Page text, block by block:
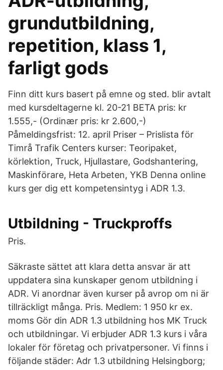
grundutbildning,
repetition, klass 1,
farligt gods
Finn ditt kurs basert på emne og sted. blir avtalt
med kursdeltagerne kl. 20-21 BETA pris: kr
1.555,- (Ordinær pris: kr 2.600,-)
Påmeldingsfrist: 12. april Priser – Prislista för
Timrå Trafik Centers kurser: Teoripaket,
körlektion, Truck, Hjullastare, Godshantering,
Maskinförare, Heta Arbeten, YKB Denna online
kurs ger dig ett kompetensintyg i ADR 1.3.
Utbildning - Truckproffs
Pris.
Säkraste sättet att klara detta ansvar är att
uppdatera sina kunskaper genom utbildning i
ADR. Vi anordnar även kurser på avrop om ni är
tillräckligt många. Pris. Medlem: 1 950 kr ex.
moms Gör din ADR 1.3 utbildning hos MK Truck
och utbildningar. Vi erbjuder ADR 1.3 kurs i våra
lokaler för företag och privatpersoner. Vi finns i
följande städer: Adr 1.3 utbildning Helsingborg;